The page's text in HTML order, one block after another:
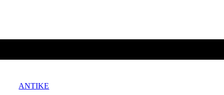
ANTIKE